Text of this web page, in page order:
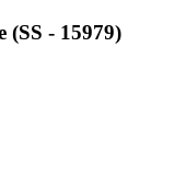
(SS - 15979)